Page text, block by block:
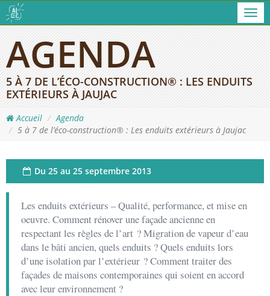
AGENDA
5 À 7 DE L’ÉCO-CONSTRUCTION® : LES ENDUITS
EXTÉRIEURS À JAUJAC
Accueil
Agenda
5 à 7 de l’éco-construction® : Les enduits extérieurs à Jaujac
Du 25 au 25 septembre 2013
Les enduits extérieurs – Qualité, performance, et mise en
oeuvre. Comment rénover une façade ancienne en
respectant les règles de l’art ? Migration de vapeur d’eau
dans le bâti ancien, quels enduits ? Quels enduits lors
d’une isolation par l’extérieur ? Comment traiter des
façades de maisons contemporaines qui soient en accord
avec leur environnement ?